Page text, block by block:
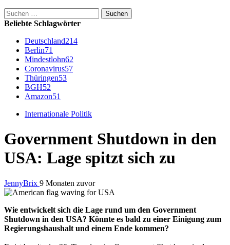
Suchen
nach:
Beliebte Schlagwörter
Deutschland214
Berlin71
Mindestlohn62
Coronavirus57
Thüringen53
BGH52
Amazon51
Internationale Politik
Government Shutdown in den
USA: Lage spitzt sich zu
JennyBrix 9 Monaten zuvor
Wie entwickelt sich die Lage rund um den Government
Shutdown in den USA? Könnte es bald zu einer Einigung zum
Regierungshaushalt und einem Ende kommen?